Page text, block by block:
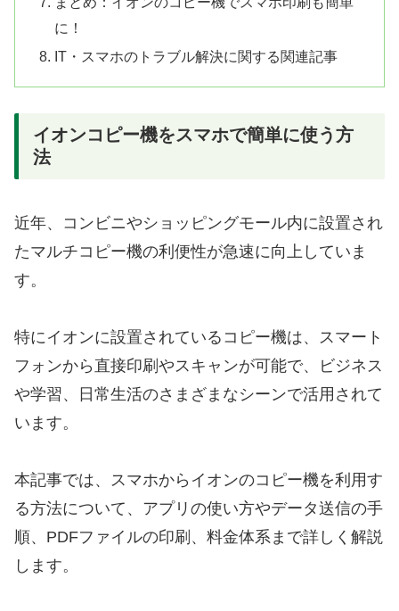
に！
IT・スマホのトラブル解決に関する関連記事
イオンコピー機をスマホで簡単に使う方
法
近年、コンビニやショッピングモール内に設置され
たマルチコピー機の利便性が急速に向上していま
す。
特にイオンに設置されているコピー機は、スマート
フォンから直接印刷やスキャンが可能で、ビジネス
や学習、日常生活のさまざまなシーンで活用されて
います。
本記事では、スマホからイオンのコピー機を利用す
る方法について、アプリの使い方やデータ送信の手
順、PDFファイルの印刷、料金体系まで詳しく解説
します。